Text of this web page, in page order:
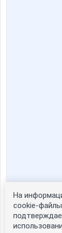
Статистика
сейчас
На
cookie-